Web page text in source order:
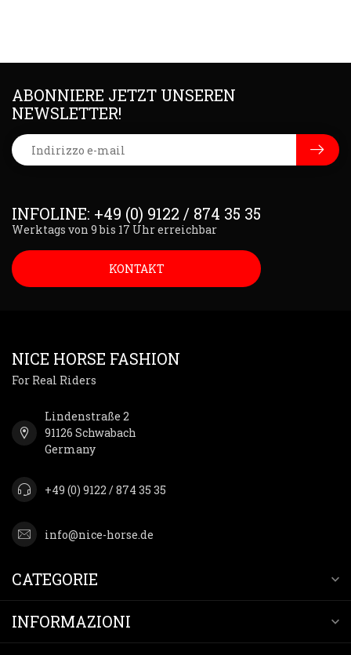
INFOLINE: +49 (0) 9122 / 874 35 35
Werktags von 9 bis 17 Uhr erreichbar
KONTAKT
ABONNIERE JETZT UNSEREN
NEWSLETTER!
NICE HORSE FASHION
For Real Riders
Lindenstraße 2
91126 Schwabach
Germany
+49 (0) 9122 / 874 35 35
info@nice-horse.de
CATEGORIE
INFORMAZIONI